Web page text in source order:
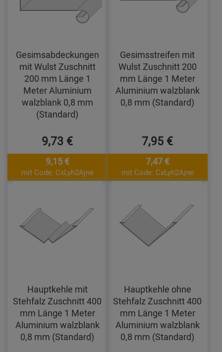
Gesimsabdeckungen
mit Wulst Zuschnitt
200 mm Länge 1
Meter Aluminium
walzblank 0,8 mm
(Standard)
9,73 €
9,15 €
mit Code: CxLyh2Ajne
Gesimsstreifen mit
Wulst Zuschnitt 200
mm Länge 1 Meter
Aluminium walzblank
0,8 mm (Standard)
7,95 €
7,47 €
mit Code: CxLyh2Ajne
Hauptkehle mit
Stehfalz Zuschnitt 400
mm Länge 1 Meter
Aluminium walzblank
0,8 mm (Standard)
Hauptkehle ohne
Stehfalz Zuschnitt 400
mm Länge 1 Meter
Aluminium walzblank
0,8 mm (Standard)